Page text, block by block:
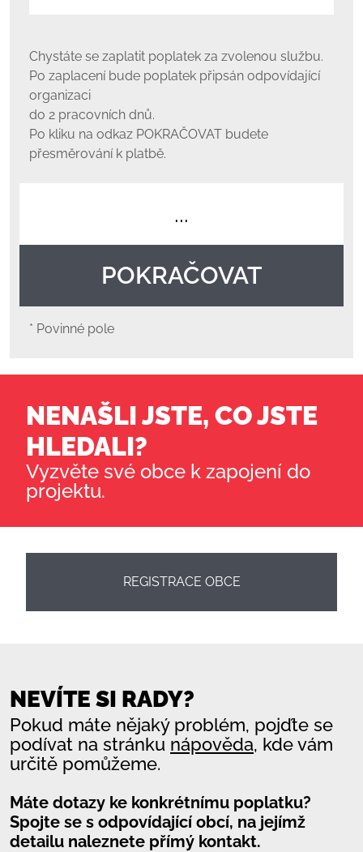
Chystáte se zaplatit poplatek za zvolenou službu.
Po zaplacení bude poplatek připsán odpovídající
organizaci
do 2 pracovních dnů.
Po kliku na odkaz POKRAČOVAT budete
přesměrování k platbě.
...
POKRAČOVAT
* Povinné pole
NENAŠLI JSTE, CO JSTE
HLEDALI?
Vyzvěte své obce k zapojení do
projektu.
REGISTRACE OBCE
NEVÍTE SI RADY?
Pokud máte nějaký problém, pojďte se
podívat na stránku nápověda, kde vám
určitě pomůžeme.
Máte dotazy ke konkrétnímu poplatku?
Spojte se s odpovídající obcí, na jejímž
detailu naleznete přímý kontakt.